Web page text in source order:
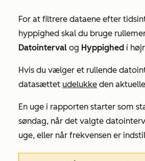
For at filtrere dataene efter
hyppighed skal du bruge
Datointerval og Hyppighed i
Hvis du vælger et rullende
datasættet udelukke den
En uge i rapporten starter som
søndag, når det valgte
uge, eller når frekvensen er